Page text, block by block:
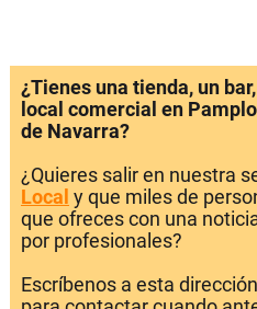
¿Tienes una tienda, un
local comercial en
de Navarra?
¿Quieres salir en nuestra
Local y que miles de
que ofreces con una
por profesionales?
Escríbenos a esta